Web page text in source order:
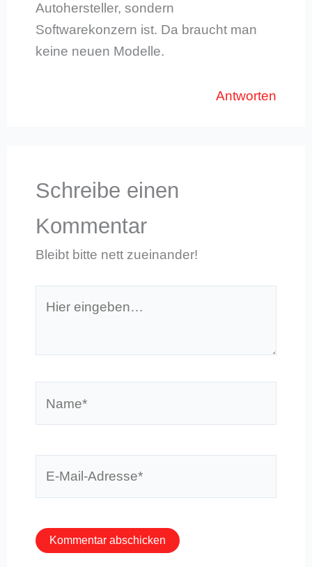
Autohersteller, sondern
Softwarekonzern ist. Da braucht man
keine neuen Modelle.
Antworten
Schreibe einen
Kommentar
Bleibt bitte nett zueinander!
eingeben…